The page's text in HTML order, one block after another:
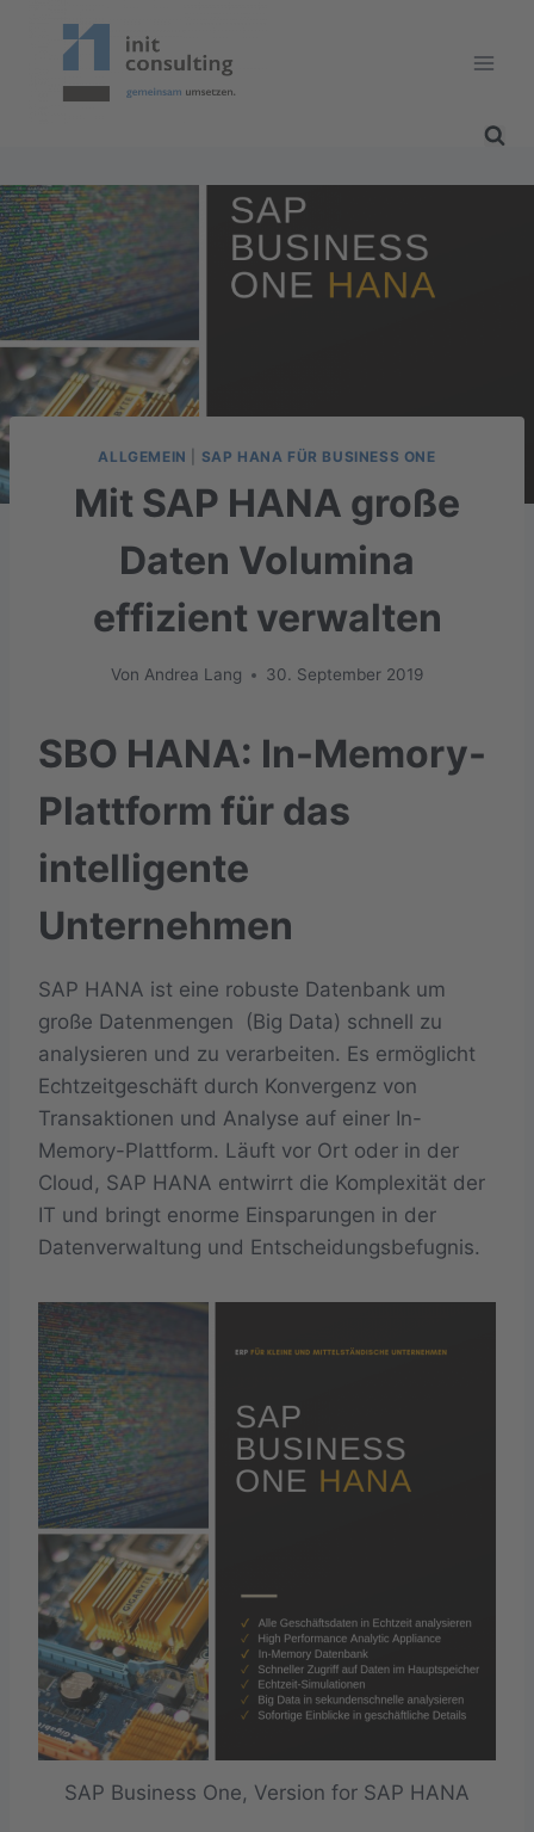
ALLGEMEIN SAP HANA FÜR BUSINESS ONE
Mit SAP HANA große
Daten Volumina
effizient verwalten
Von Andrea Lang 30. September 2019
SBO HANA: In-Memory-
Plattform für das
intelligente
Unternehmen
SAP HANA ist eine robuste Datenbank um
große Datenmengen (Big Data) schnell zu
analysieren und zu verarbeiten. Es ermöglicht
Echtzeitgeschäft durch Konvergenz von
Transaktionen und Analyse auf einer In-
Memory-Plattform. Läuft vor Ort oder in der
Cloud, SAP HANA entwirrt die Komplexität der
IT und bringt enorme Einsparungen in der
Datenverwaltung und Entscheidungsbefugnis.
SAP Business One, Version for SAP HANA